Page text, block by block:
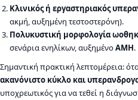
Κλινικός ή εργαστηριακός
ακμή, αυξημένη τεστοστερόνη).
Πολυκυστική μορφολογία
σενάρια ενηλίκων, αυξημένοAMH.
Σημαντική πρακτική λεπτομέρεια:
ακανόνιστο κύκλο και
υποχρεωτικός για να τεθεί η